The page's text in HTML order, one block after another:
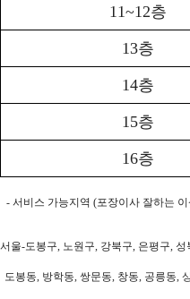
11~12층
13층
14층
15층
16층
- 서비스 가능지역 (포장이사 잘하는
서울-도봉구, 노원구, 강북구, 은평구,
도봉동, 방학동, 쌍문동, 창동, 공릉동,